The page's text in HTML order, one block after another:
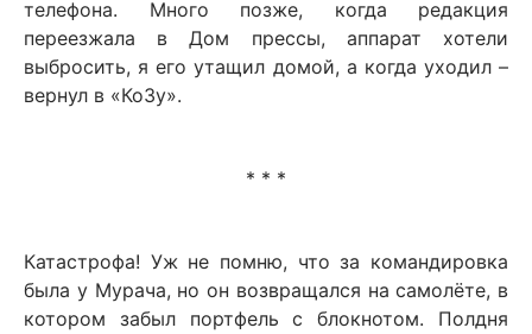
телефона. Много позже, когда редакция
переезжала в Дом прессы, аппарат хотели
выбросить, я его утащил домой, а когда уходил –
вернул в «КоЗу».
* * *
Катастрофа! Уж не помню, что за командировка
была у Мурача, но он возвращался на самолёте, в
котором забыл портфель с блокнотом. Полдня